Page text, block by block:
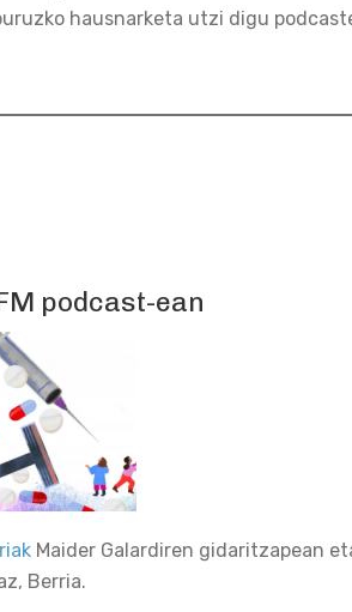
hausnarketa utzi digu
podcast-ean
Maider Galardiren gidaritzapean
Berria.